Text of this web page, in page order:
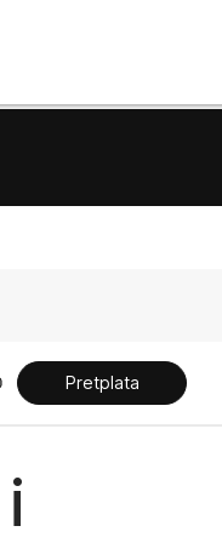
Pretplata